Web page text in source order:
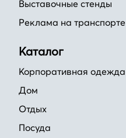
Выставочные стенды
Реклама на транспорте
Каталог
Корпоративная одежда
Дом
Отдых
Посуда